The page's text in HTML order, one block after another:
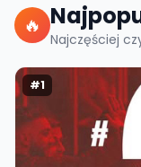
🔥
Najczęściej
#1